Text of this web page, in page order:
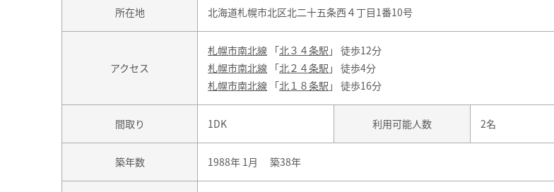
所在地 北海道札幌市北区北二十五条西４丁目1番10号
アクセス
札幌市南北線 「北３４条駅 」 徒歩12分
札幌市南北線 「北２４条駅 」 徒歩4分
札幌市南北線 「北１８条駅 」 徒歩16分
間取り 1DK 利用可能人数 2名
築年数 1988年 1月 築38年